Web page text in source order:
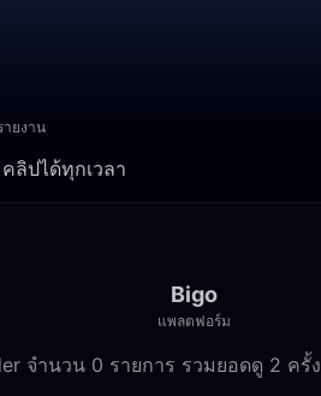
ายงาน
ลิปได้ทุกเวลา
Bigo
แพลตฟอร์ม
จำนวน 0 รายการ รวมยอดดู 2 ครั้ง